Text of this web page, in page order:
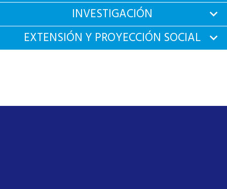
INVESTIGACIÓN
EXTENSIÓN Y PROYECCIÓN SOCIAL